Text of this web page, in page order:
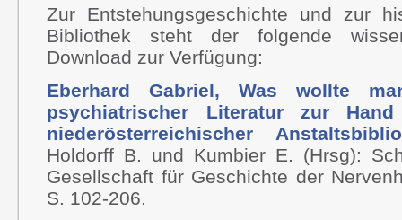
Zur Entstehungsgeschichte und zur
Bibliothek steht der folgende
Download zur Verfügung:
Eberhard Gabriel, Was wollte
psychiatrischer Literatur zur
niederösterreichischer
Holdorff B. und Kumbier E. (Hrsg):
Gesellschaft für Geschichte der
S. 102-206.